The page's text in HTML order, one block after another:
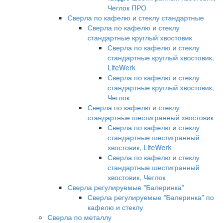
Чеглок ПРО
Сверла по кафелю и стеклу стандартные
Сверла по кафелю и стеклу
стандартные круглый хвостовик
Сверла по кафелю и стеклу
стандартные круглый хвостовик,
LiteWerk
Сверла по кафелю и стеклу
стандартные круглый хвостовик,
Чеглок
Сверла по кафелю и стеклу
стандартные шестигранный хвостовик
Сверла по кафелю и стеклу
стандартные шестигранный
хвостовик, LiteWerk
Сверла по кафелю и стеклу
стандартные шестигранный
хвостовик, Чеглок
Сверла регулируемые "Балеринка"
Сверла регулируемые "Балеринка" по
кафелю и стеклу
Сверла по металлу